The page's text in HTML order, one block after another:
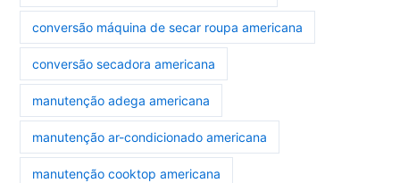
conversão máquina de secar roupa americana
conversão secadora americana
manutenção adega americana
manutenção ar-condicionado americana
manutenção cooktop americana